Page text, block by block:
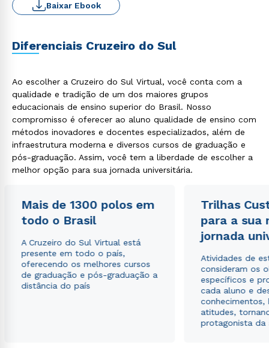
Baixar Ebook
Diferenciais Cruzeiro do Sul
Ao escolher a Cruzeiro do Sul Virtual, você conta com a
qualidade e tradição de um dos maiores grupos
educacionais de ensino superior do Brasil. Nosso
compromisso é oferecer ao aluno qualidade de ensino com
métodos inovadores e docentes especializados, além de
infraestrutura moderna e diversos cursos de graduação e
pós-graduação. Assim, você tem a liberdade de escolher a
melhor opção para sua jornada universitária.
Mais de 1300 polos em
todo o Brasil
A Cruzeiro do Sul Virtual está
presente em todo o país,
oferecendo os melhores cursos
de graduação e pós-graduação a
distância do país
Trilhas
para a sua
jornada
Atividades de
consideram os
específicos e
cada aluno e
conhecimentos,
atitudes,
protagonista da